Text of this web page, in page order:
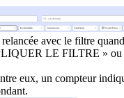
avec le filtre
LE FILTRE » ou
eux, un compteur